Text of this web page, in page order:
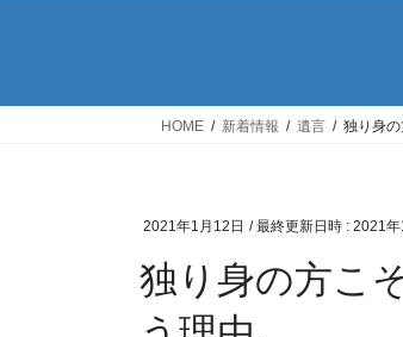
HOME 新着情報 遺言 独り身の
2021年1月12日 / 最終更新日時 : 2021年
独り身の方こ